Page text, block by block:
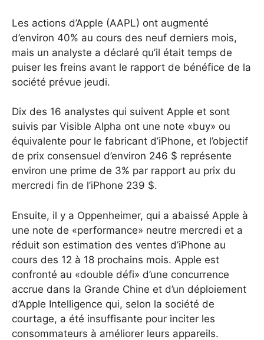
Les actions d’Apple (AAPL) ont augmenté
d’environ 40% au cours des neuf derniers mois,
mais un analyste a déclaré qu’il était temps de
puiser les freins avant le rapport de bénéfice de la
société prévue jeudi.
Dix des 16 analystes qui suivent Apple et sont
suivis par Visible Alpha ont une note «buy» ou
équivalente pour le fabricant d’iPhone, et l’objectif
de prix consensuel d’environ 246 $ représente
environ une prime de 3% par rapport au prix du
mercredi fin de l’iPhone 239 $.
Ensuite, il y a Oppenheimer, qui a abaissé Apple à
une note de «performance» neutre mercredi et a
réduit son estimation des ventes d’iPhone au
cours des 12 à 18 prochains mois. Apple est
confronté au «double défi» d’une concurrence
accrue dans la Grande Chine et d’un déploiement
d’Apple Intelligence qui, selon la société de
courtage, a été insuffisante pour inciter les
consommateurs à améliorer leurs appareils.